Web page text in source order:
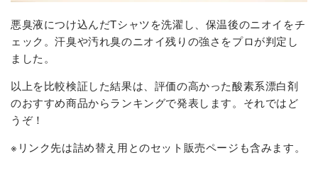
悪臭液につけ込んだTシャツを洗濯し、保温後のニオイをチ
ェック。汗臭や汚れ臭のニオイ残りの強さをプロが判定し
ました。
以上を比較検証した結果は、評価の高かった酸素系漂白剤
のおすすめ商品からランキングで発表します。それではど
うぞ！
※リンク先は詰め替え用とのセット販売ページも含みます。